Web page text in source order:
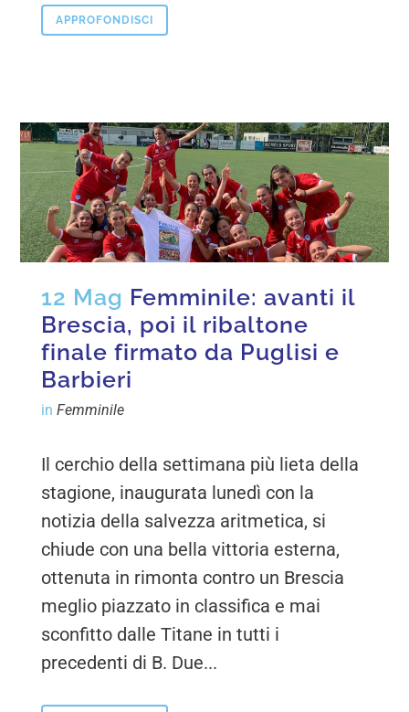
APPROFONDISCI
12 Mag Femminile: avanti il
Brescia, poi il ribaltone
finale firmato da Puglisi e
Barbieri
inFemminile
Il cerchio della settimana più lieta della
stagione, inaugurata lunedì con la
notizia della salvezza aritmetica, si
chiude con una bella vittoria esterna,
ottenuta in rimonta contro un Brescia
meglio piazzato in classifica e mai
sconfitto dalle Titane in tutti i
precedenti di B. Due...